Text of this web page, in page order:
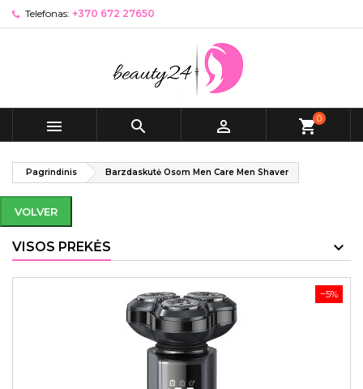
Telefonas: +370 672 27650
   shopping_cart0
Pagrindinis Barzdaskutė Osom Men Care Men Shaver
VOLVER
VISOS PREKĖS
−5%